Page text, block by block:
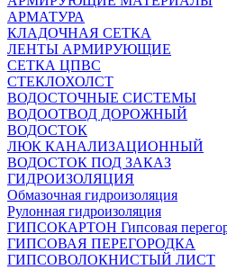
АРМАТУРА
КЛАДОЧНАЯ СЕТКА
ЛЕНТЫ АРМИРУЮЩИЕ
СЕТКА ЦПВС
СТЕКЛОХОЛСТ
ВОДОСТОЧНЫЕ СИСТЕМЫ
ВОДООТВОД ДОРОЖНЫЙ
ВОДОСТОК
ЛЮК КАНАЛИЗАЦИОННЫЙ
ВОДОСТОК ПОД ЗАКАЗ
ГИДРОИЗОЛЯЦИЯ
Обмазочная гидроизоляция
Рулонная гидроизоляция
ГИПСОКАРТОН Гипсовая
ГИПСОВАЯ ПЕРЕГОРОДКА
ГИПСОВОЛОКНИСТЫЙ ЛИСТ